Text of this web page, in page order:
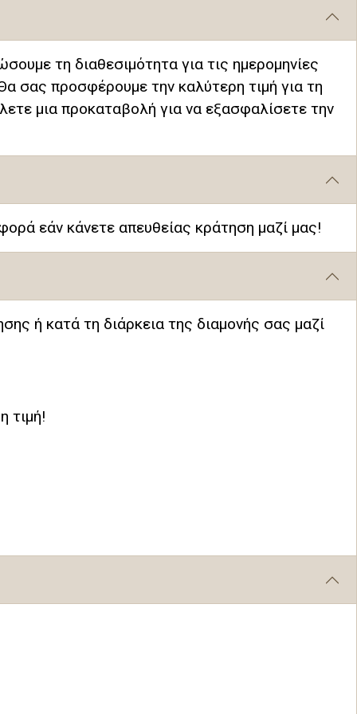
τη διαθεσιμότητα για τις ημερομηνίες
σας προσφέρουμε την καλύτερη τιμή για τη
μια προκαταβολή για να εξασφαλίσετε την
εάν κάνετε απευθείας κράτηση μαζί μας!
ή κατά τη διάρκεια της διαμονής σας μαζί
τιμή!